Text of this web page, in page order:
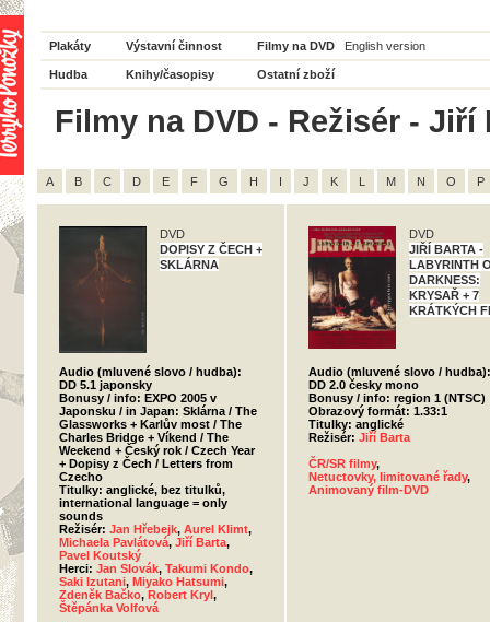
Plakáty Výstavní činnost Filmy na DVD English version
Hudba Knihy/časopisy Ostatní zboží
Filmy na DVD - Režisér - Jiří
A B C D E F G H I J K L M N O P
DVD
DOPISY Z ČECH +
SKLÁRNA
Audio (mluvené slovo / hudba):
DD 5.1 japonsky
Bonusy / info: EXPO 2005 v
Japonsku / in Japan: Sklárna / The
Glassworks + Karlův most / The
Charles Bridge + Víkend / The
Weekend + Český rok / Czech Year
+ Dopisy z Čech / Letters from
Czecho
Titulky: anglické, bez titulků,
international language = only
sounds
Režisér: Jan Hřebejk, Aurel Klimt,
Michaela Pavlátová, Jiří Barta,
Pavel Koutský
Herci: Jan Slovák, Takumi Kondo,
Saki Izutani, Miyako Hatsumi,
Zdeněk Bačko, Robert Kryl,
Štěpánka Volfová
DVD
JIŘÍ BARTA -
LABYRINTH
DARKNESS:
KRYSAŘ + 7
KRÁTKÝCH
Audio (mluvené slovo / hudba):
DD 2.0 česky mono
Bonusy / info: region 1 (NTSC)
Obrazový formát: 1.33:1
Titulky: anglické
Režisér: Jiří Barta
ČR/SR filmy,
Netuctovky, limitované řady,
Animovaný film-DVD